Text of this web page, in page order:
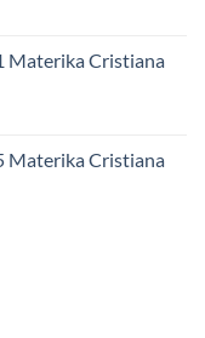
Materika Cristiana
Materika Cristiana